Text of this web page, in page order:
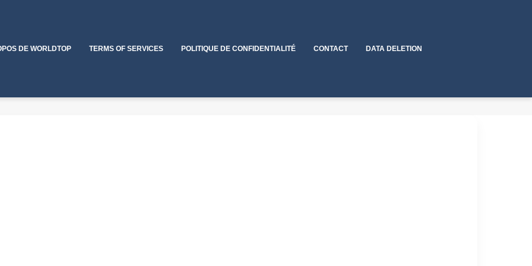
DE WORLDTOP TERMS OF SERVICES POLITIQUE DE CONFIDENTIALITÉ CONTACT DATA DELETION